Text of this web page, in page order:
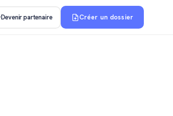
Devenir partenaire Créer un dossier